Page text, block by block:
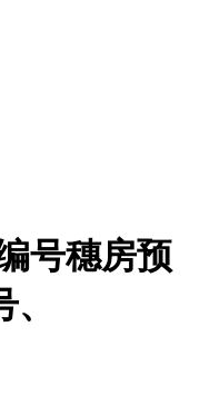
号穗房预